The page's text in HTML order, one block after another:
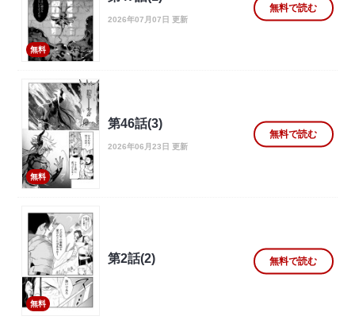
無料
2026年07月07日 更新
無料で読む
無料
第46話(3)
2026年06月23日 更新
無料で読む
無料
第2話(2) 無料で読む